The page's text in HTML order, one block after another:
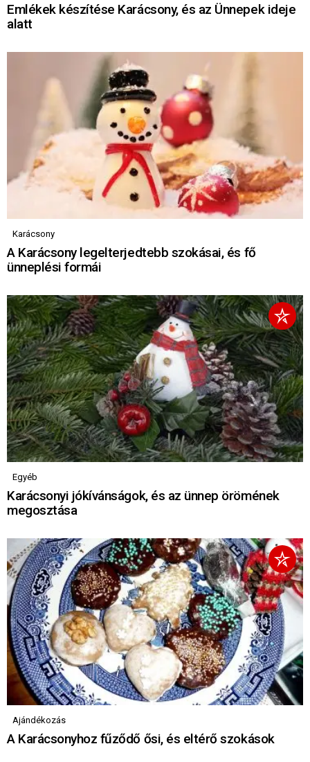
Emlékek készítése Karácsony, és az Ünnepek ideje
alatt
Karácsony
A Karácsony legelterjedtebb szokásai, és fő
ünneplési formái
Egyéb
Karácsonyi jókívánságok, és az ünnep örömének
megosztása
Ajándékozás
A Karácsonyhoz fűződő ősi, és eltérő szokások